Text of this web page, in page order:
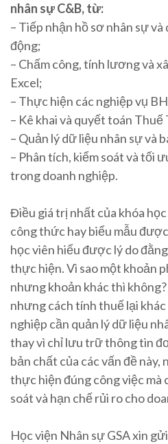
nhân sự C&B, từ:
– Tiếp nhận hồ sơ nhân sự
động;
– Chấm công, tính lương và
Excel;
– Thực hiện các nghiệp vụ
– Kê khai và quyết toán Thuế
– Quản lý dữ liệu nhân sự và
– Phân tích, kiểm soát và tối
trong doanh nghiệp.
Điều giá trị nhất của khóa
công thức hay biểu mẫu
học viên hiểu được lý do
thực hiện. Vì sao một khoản
nhưng khoản khác thì
nhưng cách tính thuế lại khác
nghiệp cần quản lý dữ liệu
thay vì chỉ lưu trữ thông tin
bản chất của các vấn đề
thực hiện đúng công việc mà
soát và hạn chế rủi ro cho
Học viện Nhân sự GSA xin